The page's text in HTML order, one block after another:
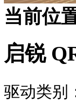
当前位
启锐
驱动类别